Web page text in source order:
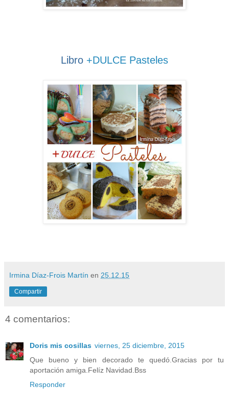
Libro +DULCE Pasteles
Irmina Díaz-Frois Martín en 25.12.15
Compartir
4 comentarios:
Doris mis cosillas viernes, 25 diciembre, 2015
Que bueno y bien decorado te quedó.Gracias por tu
aportación amiga.Felíz Navidad.Bss
Responder